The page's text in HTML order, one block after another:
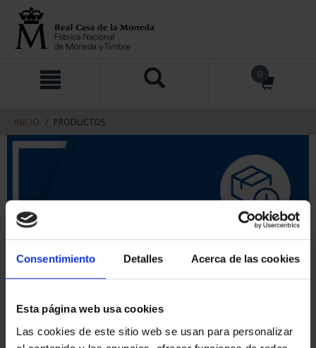
Consentimiento Detalles Acerca de las cookies
Esta página web usa cookies
Las cookies de este sitio web se usan para personalizar
contenido
navegacin
0
INICIO PRODUCTOS